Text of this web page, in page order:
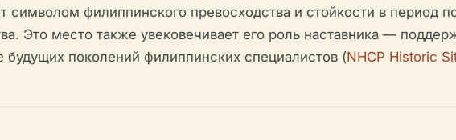
символом филиппинского превосходства и стойкости в период
Это место также увековечивает его роль наставника —
поколений филиппинских специалистов (NHCP Historic